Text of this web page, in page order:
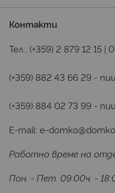
Контакти
Тел.: (+359) 2 879 12 15 |
(+359) 882 43 66 29 -
(+359) 884 02 73 99 -
E-mail: e-
Работно време на
Пон. - Пет. 09:00ч. -